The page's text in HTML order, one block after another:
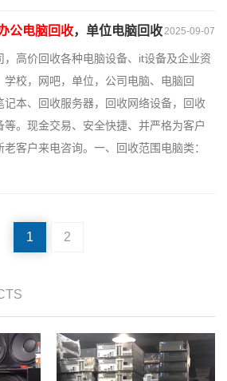
2025-09-07
公电脑回收，单位电脑回收
高价回收各种电脑设备、it设备及企业资
校，网吧，单位，公司电脑、电脑回
记本、回收服务器，回收网络设备，回收
。现金交易、安全快捷、并严格为客户
客户来电咨询。‌一、回收范围‌电脑类：
1 2